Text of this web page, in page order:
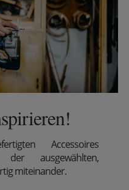
Accessoires
ausgewählten,
miteinander.